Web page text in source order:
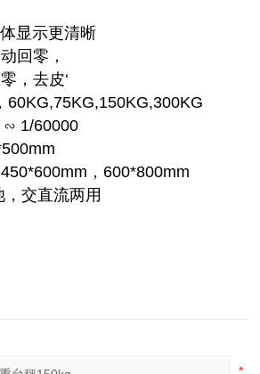
显示更清晰
回零，
，去皮‘
60KG,75KG,150KG,300KG
∽ 1/60000
，600*800mm
交直流两用